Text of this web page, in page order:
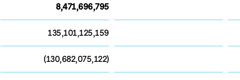
8,471,696,795
135,101,125,159
(130,682,075,122)